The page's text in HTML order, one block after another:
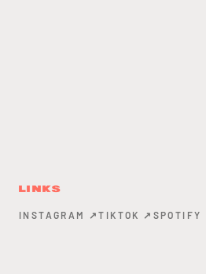
LINKS
INSTAGRAM ↗TIKTOK ↗ SPOTIFY